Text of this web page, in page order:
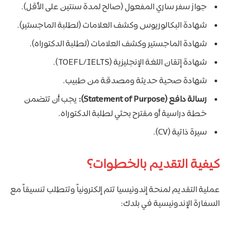
جواز سفر ساري المفعول (صالح لمدة سنتين على الأقل).
شهادة البكالوريوس وكشف العلامات (لطلبة الماجستير).
شهادة الماجستير وكشف العلامات (لطلبة الدكتوراه).
شهادة إتقان اللغة الإنجليزية (TOEFL/IELTS).
شهادة صحية حديثة ومصدقة من طبيب.
رسالة دافع (Statement of Purpose):
يجب أن تتضمن
خطة دراسية أو مقترح بحثي لطلبة الدكتوراه.
سيرة ذاتية (CV).
كيفية التقديم بالخطوات؟
عملية التقديم لمنحة إندونيسيا تتم إلكترونياً وتتطلب تنسيقاً مع
السفارة الإندونيسية في بلدك: